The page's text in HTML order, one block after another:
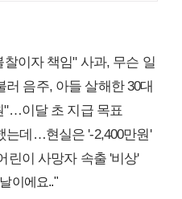
이자 책임" 사과, 무슨 일
음주, 아들 살해한 30대
"…이달 초 지급 목표
는데…현실은 '-2,400만원'
린이 사망자 속출 '비상'
이에요.."